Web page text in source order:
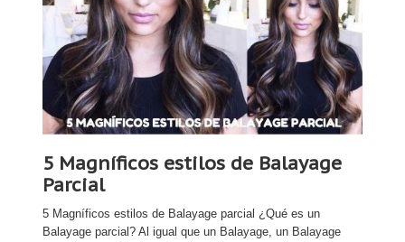
5 Magníficos estilos de Balayage
Parcial
5 Magníficos estilos de Balayage parcial ¿Qué es un
Balayage parcial? Al igual que un Balayage, un Balayage